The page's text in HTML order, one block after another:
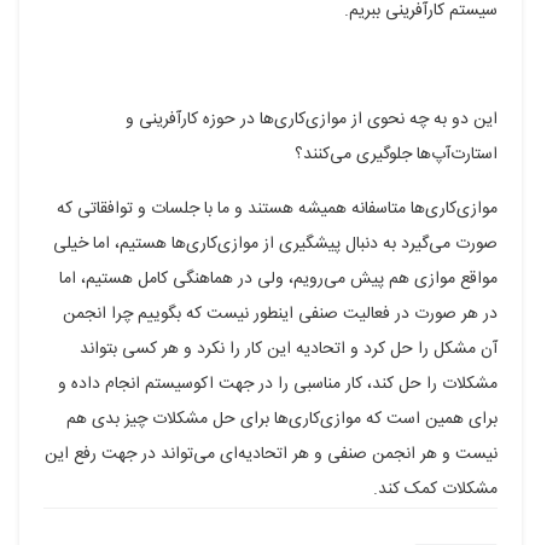
سیستم کارآفرینی ببریم.
این دو به چه نحوی از موازی‌کاری‌ها در حوزه کارآفرینی و
استارت‌آپ‌ها جلوگیری می‌کنند؟
موازی‌کاری‌ها متاسفانه همیشه هستند و ما با جلسات و توافقاتی که
صورت می‌گیرد به دنبال پیشگیری از موازی‌کاری‌ها هستیم، اما خیلی
مواقع موازی هم پیش می‌رویم، ولی در هماهنگی کامل هستیم، اما
در هر صورت در فعالیت صنفی اینطور نیست که بگوییم چرا انجمن
آن مشکل را حل کرد و اتحادیه این کار را نکرد و هر کسی بتواند
مشکلات را حل کند، کار مناسبی را در جهت اکوسیستم انجام داده و
برای همین است که موازی‌کاری‌ها برای حل مشکلات چیز بدی هم
نیست و هر انجمن صنفی و هر اتحادیه‌ای می‌تواند در جهت رفع این
مشکلات کمک کند.